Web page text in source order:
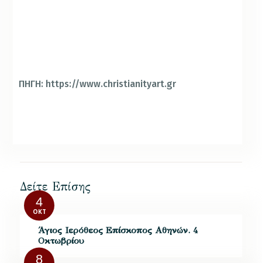
ΠΗΓΗ: https://www.christianityart.gr
Δείτε Επίσης
4
ΟΚΤ
Άγιος Ιερόθεος Επίσκοπος Αθηνών. 4
Οκτωβρίου
8